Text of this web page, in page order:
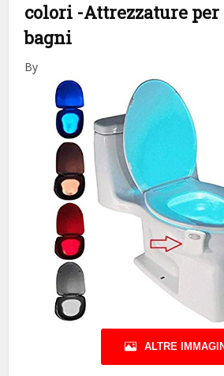
colori -Attrezzature per
bagni
By
ALTRE IMMAGINI